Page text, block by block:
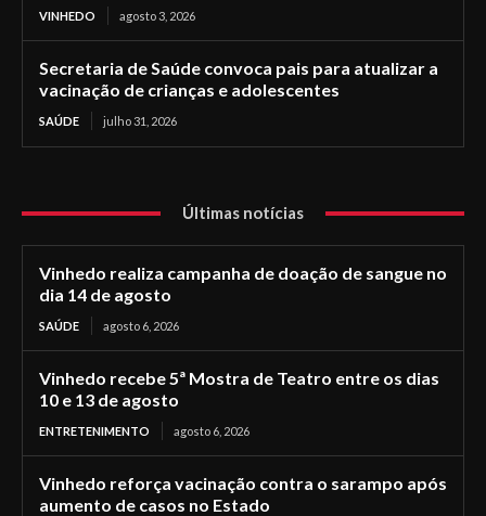
VINHEDO agosto 3, 2026
Secretaria de Saúde convoca pais para atualizar a
vacinação de crianças e adolescentes
SAÚDE julho 31, 2026
Últimas notícias
Vinhedo realiza campanha de doação de sangue no
dia 14 de agosto
SAÚDE agosto 6, 2026
Vinhedo recebe 5ª Mostra de Teatro entre os dias
10 e 13 de agosto
ENTRETENIMENTO agosto 6, 2026
Vinhedo reforça vacinação contra o sarampo após
aumento de casos no Estado